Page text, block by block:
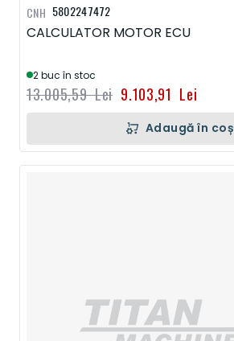
5802247472
CALCULATOR MOTOR ECU
2 buc în stoc
9.103,91 Lei
13.005,59 Lei
CNH
Adaugă în coș